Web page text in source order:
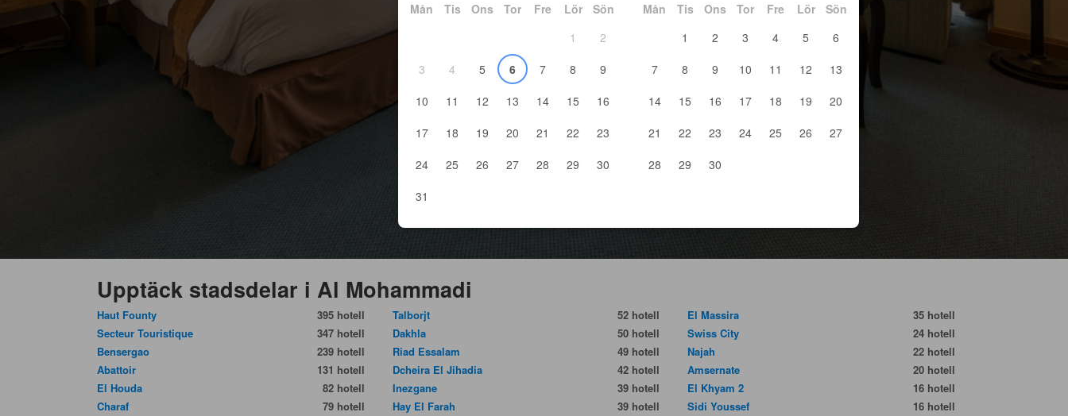
Mån Tis Ons Tor Fre Lör
Sön
1
2
3
4 5 6 7 8
9
10
11 12 13 14 15
16
17
18 19 20 21 22
23
24
25 26 27 28 29
30
31
Mån Tis Ons Tor Fre Lör
Sön
1
2 3 4 5
6
7
8 9 10 11 12
13
14
15 16 17 18 19
20
21
22 23 24 25 26
27
28
29 30
Upptäck stadsdelar i Al Mohammadi
Haut Founty
395 hotell
Secteur Touristique
347 hotell
Bensergao
239 hotell
Abattoir
131 hotell
El Houda
82 hotell
Charaf
79 hotell
Talborjt
52 hotell
Dakhla
50 hotell
Riad Essalam
49 hotell
Dcheira El Jihadia
42 hotell
Inezgane
39 hotell
Hay El Farah
39 hotell
El Massira
35 hotell
Swiss City
24 hotell
Najah
22 hotell
Amsernate
20 hotell
El Khyam 2
16 hotell
Sidi Youssef
16 hotell